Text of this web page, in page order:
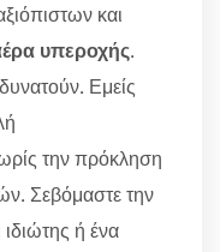
και
υπεροχής.
Εμείς
την πρόκληση
Σεβόμαστε την
ιδιώτης ή ένα